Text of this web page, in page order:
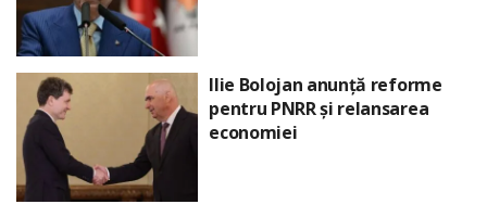
Ilie Bolojan anunță reforme
pentru PNRR și relansarea
economiei